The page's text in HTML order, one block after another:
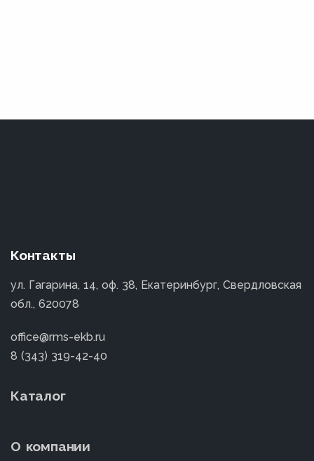
Контакты
ул. Гагарина, 14, оф. 38, Екатеринбург, Свердловская
обл., 620078
office@rms-ekb.ru
8 (343) 319-42-40
Каталог
О компании